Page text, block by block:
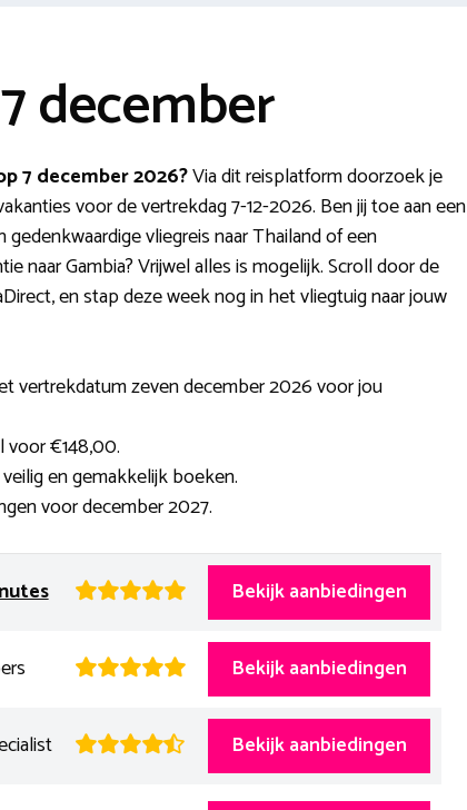
december
7 december 2026?Via dit reisplatform doorzoek je
voor de vertrekdag 7-12-2026. Ben jij toe aan een
vliegreis naar Thailand of een
naar Gambia? Vrijwel alles is mogelijk. Scroll door de
en stap deze week nog in het vliegtuig naar jouw
vertrekdatum zeven december 2026 voor jou
€148,00.
en gemakkelijk boeken.
voor december 2027.
Bekijk aanbiedingen
Bekijk aanbiedingen
Bekijk aanbiedingen